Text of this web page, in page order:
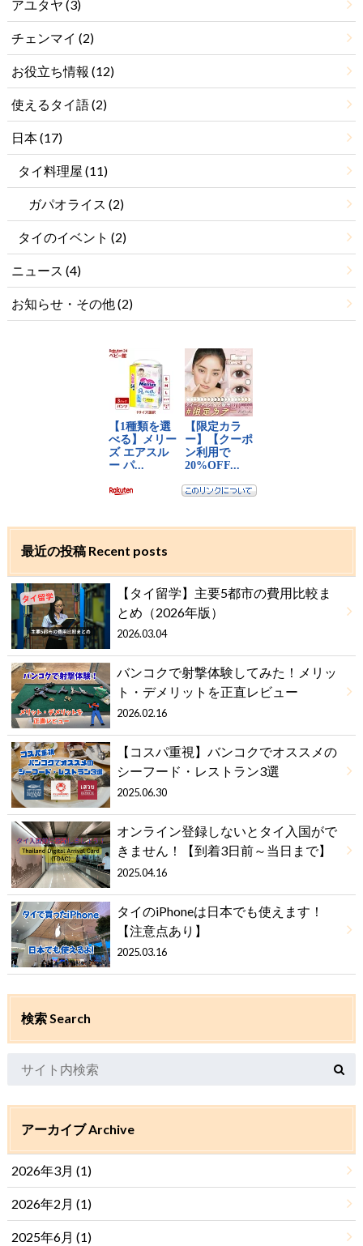
アユタヤ (3)
チェンマイ (2)
お役立ち情報 (12)
使えるタイ語(2)
日本(17)
タイ料理屋 (11)
ガパオライス (2)
タイのイベント (2)
ニュース (4)
お知らせ・その他(2)
最近の投稿 Recent posts
【タイ留学】主要5都市の費用比較ま
とめ（2026年版）
2026.03.04
バンコクで射撃体験してみた！メリッ
ト・デメリットを正直レビュー
2026.02.16
【コスパ重視】バンコクでオススメの
シーフード・レストラン3選
2025.06.30
オンライン登録しないとタイ入国がで
きません！【到着3日前～当日まで】
2025.04.16
タイのiPhoneは日本でも使えます！
【注意点あり】
2025.03.16
検索 Search
アーカイブ Archive
2026年3月 (1)
2026年2月 (1)
2025年6月 (1)